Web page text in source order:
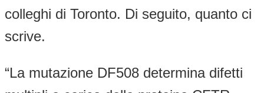
colleghi di Toronto. Di seguito, quanto ci
scrive.
“La mutazione DF508 determina difetti